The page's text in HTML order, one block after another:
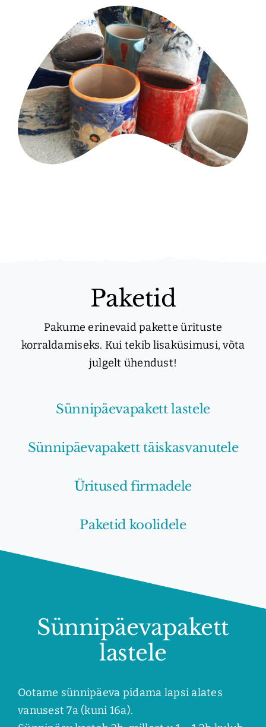
Paketid
Pakume erinevaid pakette ürituste
korraldamiseks. Kui tekib lisaküsimusi, võta
julgelt ühendust!
Sünnipäevapakett lastele
Sünnipäevapakett täiskasvanutele
Üritused firmadele
Paketid koolidele
Sünnipäevapakett
lastele
Ootame sünnipäeva pidama lapsi alates
vanusest 7a (kuni 16a).